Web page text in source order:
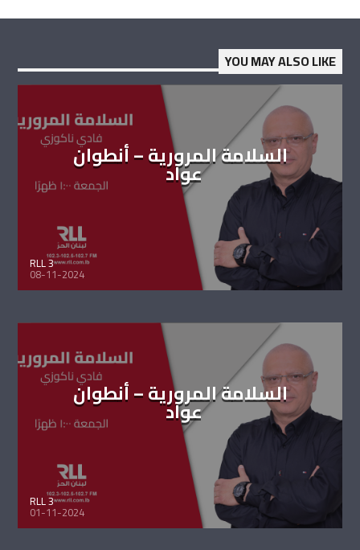
YOU MAY ALSO LIKE
السلامة المرورية – أنطوان
عواد
RLL 3
08-11-2024
السلامة المرورية – أنطوان
عواد
RLL 3
01-11-2024